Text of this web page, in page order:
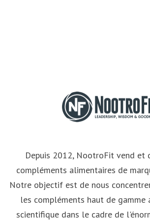
Depuis 2012, NootroFit vend et
compléments alimentaires de
Notre objectif est de nous
les compléments haut de gamme
scientifique dans le cadre de